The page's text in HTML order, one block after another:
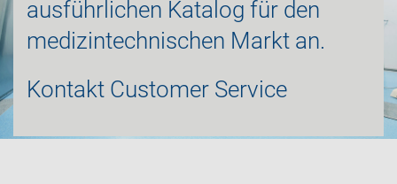
ausführlichen Katalog für den
medizintechnischen Markt an.
Kontakt Customer Service